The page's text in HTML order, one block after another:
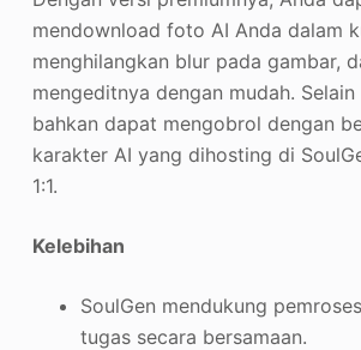
mendownload foto AI Anda dalam
menghilangkan blur pada gambar,
mengeditnya dengan mudah. Selain
bahkan dapat mengobrol dengan
karakter AI yang dihosting di
1:1.
Kelebihan
SoulGen mendukung
tugas secara bersamaan.